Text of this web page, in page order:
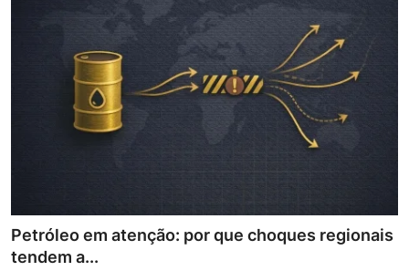
Petróleo em atenção: por que choques regionais
tendem a...